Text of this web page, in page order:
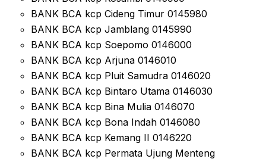
BANK BCA kcp Cideng Timur 0145980
BANK BCA kcp Jamblang 0145990
BANK BCA kcp Soepomo 0146000
BANK BCA kcp Arjuna 0146010
BANK BCA kcp Pluit Samudra 0146020
BANK BCA kcp Bintaro Utama 0146030
BANK BCA kcp Bina Mulia 0146070
BANK BCA kcp Bona Indah 0146080
BANK BCA kcp Kemang II 0146220
BANK BCA kcp Permata Ujung Menteng